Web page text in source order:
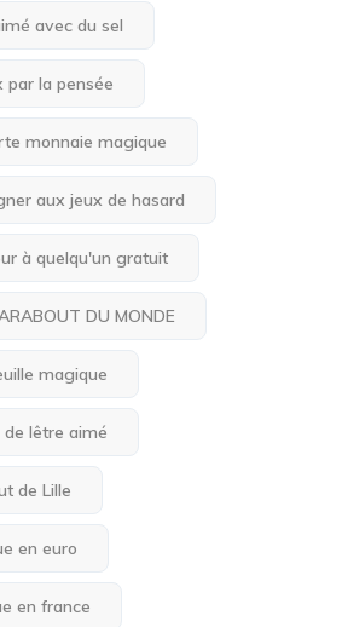
avec du sel
par la pensée
monnaie magique
aux jeux de hasard
à quelqu'un gratuit
DU MONDE
magique
lêtre aimé
de Lille
en euro
en france